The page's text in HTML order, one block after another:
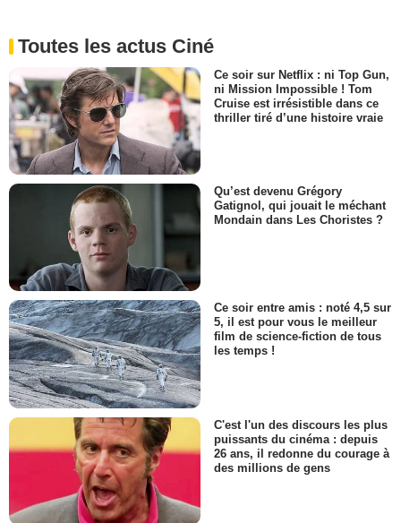
Toutes les actus Ciné
Ce soir sur Netflix : ni Top Gun,
ni Mission Impossible ! Tom
Cruise est irrésistible dans ce
thriller tiré d’une histoire vraie
Qu’est devenu Grégory
Gatignol, qui jouait le méchant
Mondain dans Les Choristes ?
Ce soir entre amis : noté 4,5 sur
5, il est pour vous le meilleur
film de science-fiction de tous
les temps !
C'est l'un des discours les plus
puissants du cinéma : depuis
26 ans, il redonne du courage à
des millions de gens